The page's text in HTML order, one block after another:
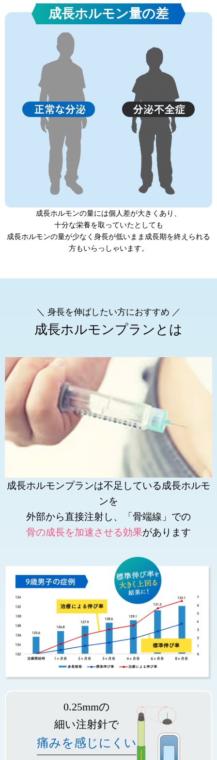
成長ホルモン量の差
成長ホルモンの量には個人差が大きくあり、
十分な栄養を取っていたとしても
成長ホルモンの量が少なく身長が低いまま成長期を終えられる
方もいらっしゃいます。
＼ 身長を伸ばしたい方におすすめ ／
成長ホルモンプランとは
成長ホルモンプランは不足している成長ホルモ
ンを
外部から直接注射し、「骨端線」での
骨の成長を加速させる効果があります
0.25mmの
細い注射針で
痛みを感じにくい